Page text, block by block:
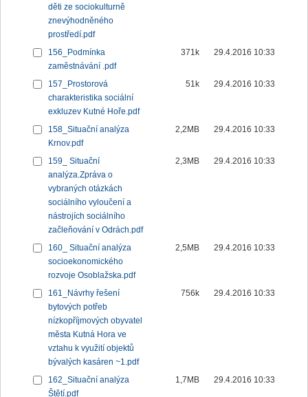
děti ze sociokulturně
znevýhodněného
prostředí.pdf
156_Podmínka
zaměstnávání .pdf
371k 29.4.2016 10:33
157_Prostorová
charakteristika sociální
exkluzev Kutné Hoře.pdf
51k 29.4.2016 10:33
158_Situační analýza
Krnov.pdf
2,2MB 29.4.2016 10:33
159_ Situační
analýza.Zpráva o
vybraných otázkách
sociálního vyloučení a
nástrojích sociálního
začleňování v Odrách.pdf
2,3MB 29.4.2016 10:33
160_ Situační analýza
socioekonomického
rozvoje Osoblažska.pdf
2,5MB 29.4.2016 10:33
161_Návrhy řešení
bytových potřeb
nízkopříjmových obyvatel
města Kutná Hora ve
vztahu k využití objektů
bývalých kasáren ~1.pdf
756k 29.4.2016 10:33
162_Situační analýza
Štětí.pdf
1,7MB 29.4.2016 10:33